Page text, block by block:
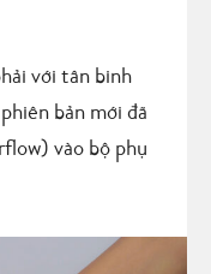
với tân binh
bản mới đã
vào bộ phụ